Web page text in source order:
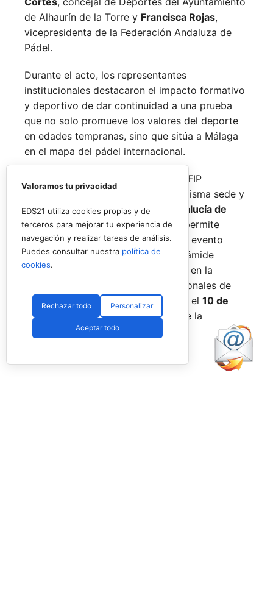
de Alhaurín de la Torre y Francisca Rojas,
vicepresidenta de la Federación Andaluza de
Pádel.
Durante el acto, los representantes
institucionales destacaron el impacto formativo
y deportivo de dar continuidad a una prueba
que no solo promueve los valores del deporte
en edades tempranas, sino que sitúa a Málaga
en el mapa del pádel internacional.
De forma paralela al desarrollo del FIP
Promises, la FAP organizará en la misma sede y
fechas losInternacionales de Andalucía de
Menores 2026. Esta cita paralela permite
incorporar la categoríabenjamín
al evento
global, completando así toda la pirámide
formativa.
El plazo para registrarse en la
categoría benjamín de los Internacionales de
Andalucía permanece abierto hasta el 10 de
agosto
a través de la web oficial de la
Federación.
Valoramos tu privacidad
EDS21 utiliza cookies propias y de
terceros para mejorar tu experiencia de
navegación y realizar tareas de análisis.
Puedes consultar nuestra política de
cookies.
Rechazar todo Personalizar
Aceptar todo